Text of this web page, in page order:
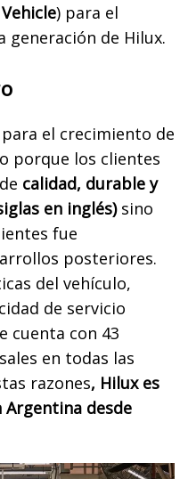
) para el
generación de Hilux.
el crecimiento de
porque los clientes
calidad, durable y
en inglés)sino
fue
posteriores.
del vehículo,
de servicio
cuenta con 43
en todas las
razones, Hilux es
Argentina desde